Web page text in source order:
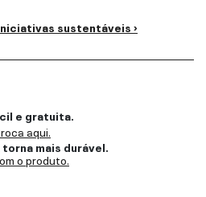
sustentáveis ›
e gratuita.
aqui.
mais durável.
o produto.